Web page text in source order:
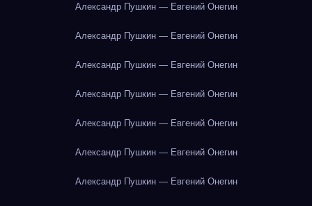
Александр Пушкин — Евгений Онегин
Александр Пушкин — Евгений Онегин
Александр Пушкин — Евгений Онегин
Александр Пушкин — Евгений Онегин
Александр Пушкин — Евгений Онегин
Александр Пушкин — Евгений Онегин
Александр Пушкин — Евгений Онегин